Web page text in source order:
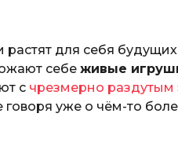
для себя
себе живые
с чрезмерно раздутым
говоря уже о чём-то